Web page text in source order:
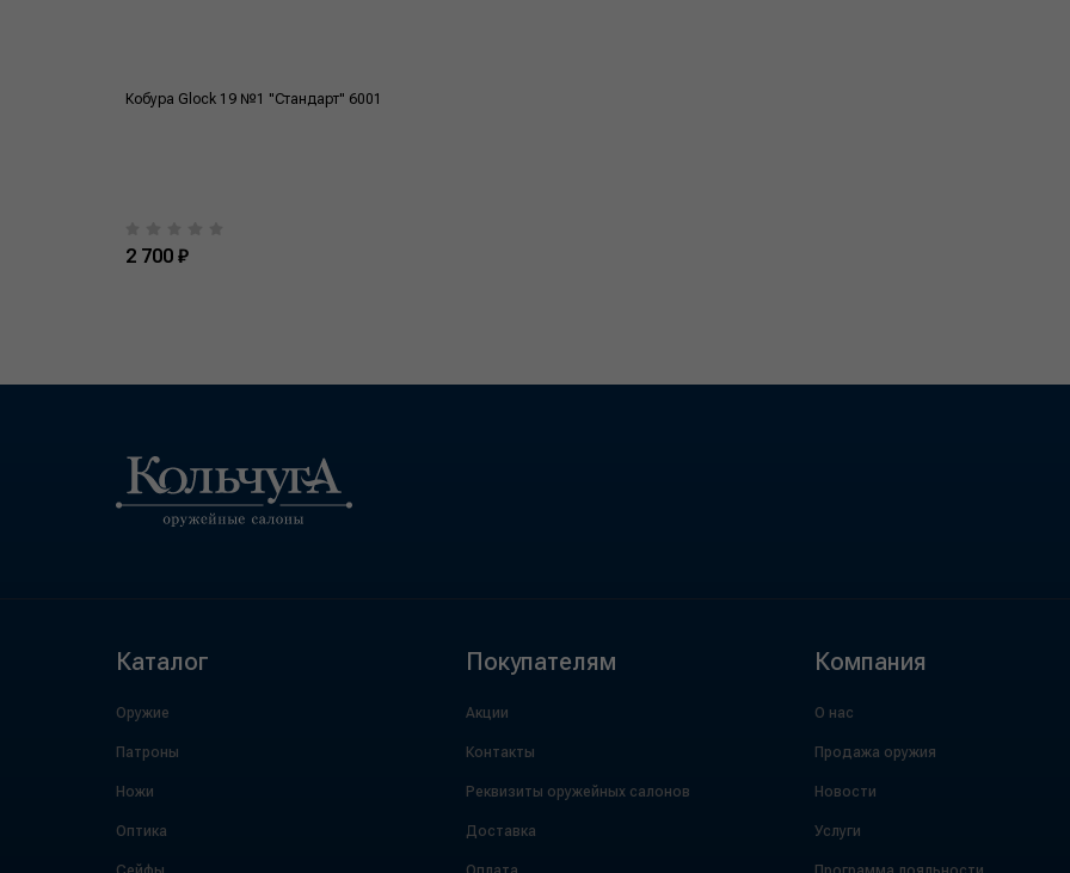
Кобура Glock 19 №1 "Стандарт" 6001
2 700 ₽
Каталог
Оружие
Патроны
Ножи
Оптика
Покупателям
Акции
Контакты
Реквизиты оружейных салонов
Доставка
Компания
О нас
Продажа оружия
Новости
Услуги